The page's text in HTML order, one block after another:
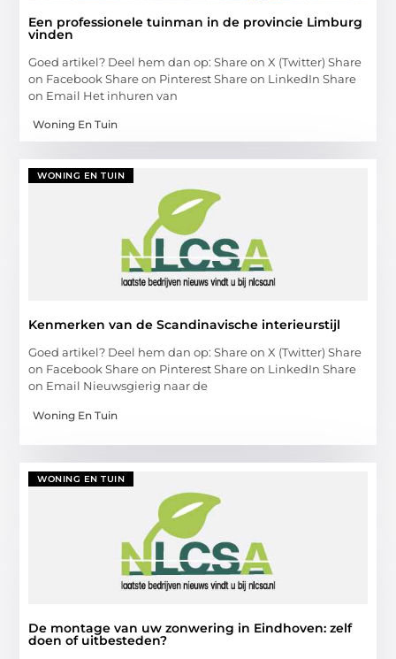
Een professionele tuinman in de provincie Limburg
vinden
Goed artikel? Deel hem dan op: Share on X (Twitter) Share
on Facebook Share on Pinterest Share on LinkedIn Share
on Email Het inhuren van
Woning En Tuin
WONING EN TUIN
Kenmerken van de Scandinavische interieurstijl
Goed artikel? Deel hem dan op: Share on X (Twitter) Share
on Facebook Share on Pinterest Share on LinkedIn Share
on Email Nieuwsgierig naar de
Woning En Tuin
WONING EN TUIN
De montage van uw zonwering in Eindhoven: zelf
doen of uitbesteden?